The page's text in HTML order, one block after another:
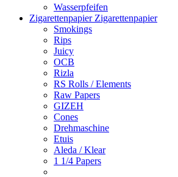
Wasserpfeifen
Zigarettenpapier Zigarettenpapier
Smokings
Rips
Juicy
OCB
Rizla
RS Rolls / Elements
Raw Papers
GIZEH
Cones
Drehmaschine
Etuis
Aleda / Klear
1 1/4 Papers